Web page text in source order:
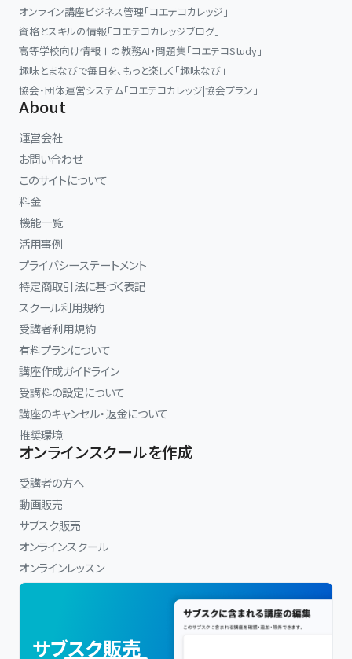
オンライン講座ビジネス管理「コエテコカレッジ」
資格とスキルの情報「コエテコカレッジブログ」
高等学校向け情報Ⅰの教務AI・問題集「コエテコStudy」
趣味とまなびで毎日を、もっと楽しく「趣味なび」
協会・団体運営システム「コエテコカレッジ|協会プラン」
About
運営会社
お問い合わせ
このサイトについて
料金
機能一覧
活用事例
プライバシーステートメント
特定商取引法に基づく表記
スクール利用規約
受講者利用規約
有料プランについて
講座作成ガイドライン
受講料の設定について
講座のキャンセル・返金について
推奨環境
オンラインスクールを作成
受講者の方へ
動画販売
サブスク販売
オンラインスクール
オンラインレッスン
サブスク販売